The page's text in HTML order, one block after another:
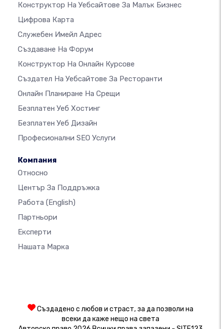
Конструктор На Уебсайтове За Малък Бизнес
Цифрова Карта
Служебен Имейл Адрес
Създаване На Форум
Конструктор На Онлайн Курсове
Създател На Уебсайтове За Ресторанти
Онлайн Планиране На Срещи
Безплатен Уеб Хостинг
Безплатен Уеб Дизайн
Професионални SEO Услуги
Компания
Относно
Център За Поддръжка
Работа (English)
Партньори
Експерти
Нашата Марка
Създадено с любов и страст, за да позволи на
всеки да каже нещо на света